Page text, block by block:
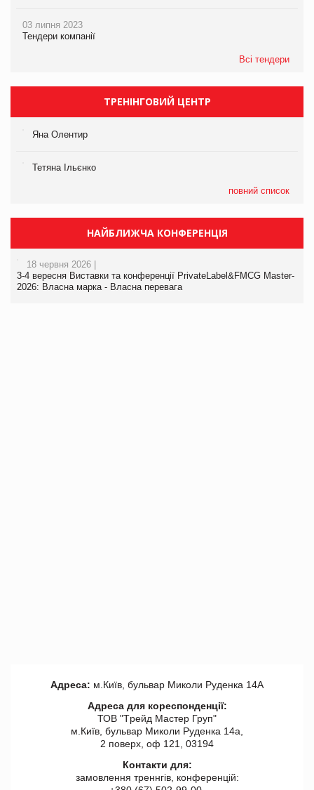
03 липня 2023
Тендери компанії
Всі тендери
ТРЕНІНГОВИЙ ЦЕНТР
Яна Олентир
Тетяна Ільєнко
повний список
НАЙБЛИЖЧА КОНФЕРЕНЦІЯ
18 червня 2026 |
3-4 вересня Виставки та конференції PrivateLabel&FMCG Master-
2026: Власна марка - Власна перевага
Адреса: м.Київ, бульвар Миколи Руденка 14А
Адреса для кореспонденції:
ТОВ "Tрейд Мастер Груп"
м.Київ, бульвар Миколи Руденка 14а,
2 поверх, оф 121, 03194
Контакти для:
замовлення треннгів, конференцій: